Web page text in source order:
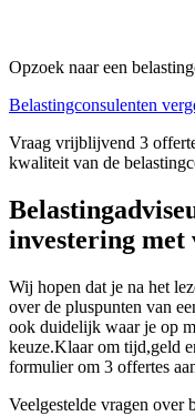
Opzoek naar een
Belastingconsulenten
Vraag vrijblijvend 3
kwaliteit van de
investering met
Wij hopen dat je na het
over de pluspunten van
ook duidelijk waar je op
keuze.Klaar om tijd,geld
formulier om 3 offertes
Veelgestelde vragen over